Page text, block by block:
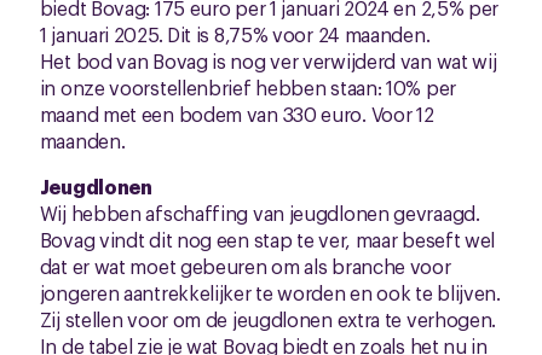
biedt Bovag: 175 euro per 1 januari 2024 en 2,5% per
1 januari 2025. Dit is 8,75% voor 24 maanden.
Het bod van Bovag is nog ver verwijderd van wat wij
in onze voorstellenbrief hebben staan: 10% per
maand met een bodem van 330 euro. Voor 12
maanden.
Jeugdlonen
Wij hebben afschaffing van jeugdlonen gevraagd.
Bovag vindt dit nog een stap te ver, maar beseft wel
dat er wat moet gebeuren om als branche voor
jongeren aantrekkelijker te worden en ook te blijven.
Zij stellen voor om de jeugdlonen extra te verhogen.
In de tabel zie je wat Bovag biedt en zoals het nu in